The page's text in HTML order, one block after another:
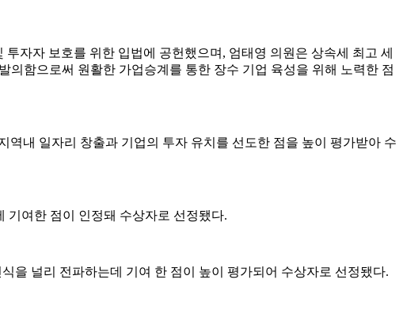
자자 보호를 위한 입법에 공헌했으며, 엄태영 의원은 상속세 최고 세
함으로써 원활한 가업승계를 통한 장수 기업 육성을 위해 노력한 점
내 일자리 창출과 기업의 투자 유치를 선도한 점을 높이 평가받아 수
기여한 점이 인정돼 수상자로 선정됐다.
을 널리 전파하는데 기여 한 점이 높이 평가되어 수상자로 선정됐다.